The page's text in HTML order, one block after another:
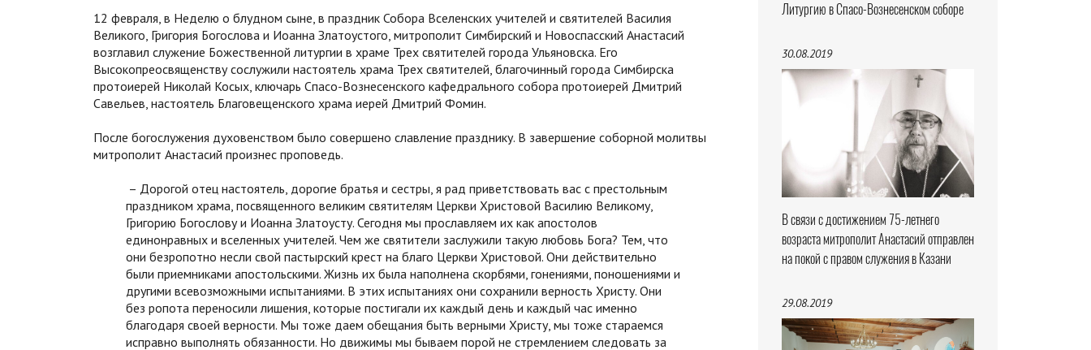
Литургию в Спасо-Вознесенском соборе
30.08.2019
В связи с достижением 75-летнего
возраста митрополит Анастасий отправлен
на покой с правом служения в Казани
29.08.2019
12 февраля, в Неделю о блудном сыне, в праздник Собора Вселенских учителей и святителей Василия
Великого, Григория Богослова и Иоанна Златоустого, митрополит Симбирский и Новоспасский Анастасий
возглавил служение Божественной литургии в храме Трех святителей города Ульяновска. Его
Высокопреосвященству сослужили настоятель храма Трех святителей, благочинный города Симбирска
протоиерей Николай Косых, ключарь Спасо-Вознесенского кафедрального собора протоиерей Дмитрий
Савельев, настоятель Благовещенского храма иерей Дмитрий Фомин.
После богослужения духовенством было совершено славление празднику. В завершение соборной молитвы
митрополит Анастасий произнес проповедь.
– Дорогой отец настоятель, дорогие братья и сестры, я рад приветствовать вас с престольным
праздником храма, посвященного великим святителям Церкви Христовой Василию Великому,
Григорию Богослову и Иоанна Златоусту. Сегодня мы прославляем их как апостолов
единонравных и вселенных учителей. Чем же святители заслужили такую любовь Бога? Тем, что
они безропотно несли свой пастырский крест на благо Церкви Христовой. Они действительно
были приемниками апостольскими. Жизнь их была наполнена скорбями, гонениями, поношениями и
другими всевозможными испытаниями. В этих испытаниях они сохранили верность Христу. Они
без ропота переносили лишения, которые постигали их каждый день и каждый час именно
благодаря своей верности. Мы тоже даем обещания быть верными Христу, мы тоже стараемся
исправно выполнять обязанности. Но движимы мы бываем порой не стремлением следовать за